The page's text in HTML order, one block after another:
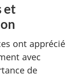
et
ont apprécié
avec
de